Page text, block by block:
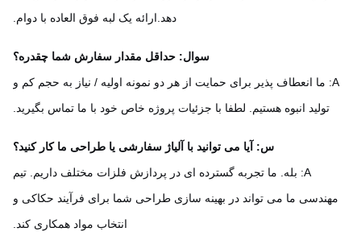
دهد.ارائه یک لبه فوق العاده با دوام.
سوال: حداقل مقدار سفارش شما چقدره؟
A: ما انعطاف پذیر برای حمایت از هر دو نمونه اولیه / نیاز به حجم کم و
تولید انبوه هستیم. لطفا با جزئیات پروژه خاص خود با ما تماس بگیرید.
س: آیا می توانید با آلیاژ سفارشی یا طراحی ما کار کنید؟
A: بله. ما تجربه گسترده ای در پردازش فلزات مختلف داریم. تیم
ما می تواند در بهینه سازی طراحی شما برای فرآیند حکاکی و
انتخاب مواد همکاری کند.